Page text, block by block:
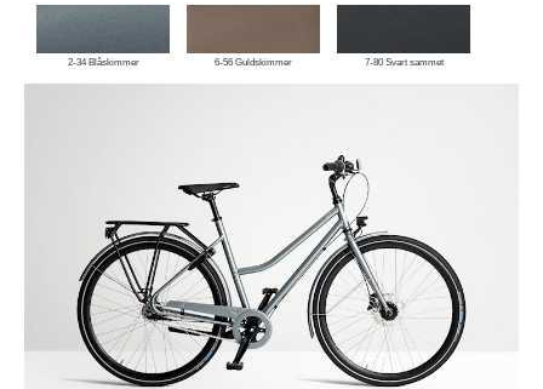
2-34 Blåskimmer 6-56 Guldskimmer 7-80 Svart sammet